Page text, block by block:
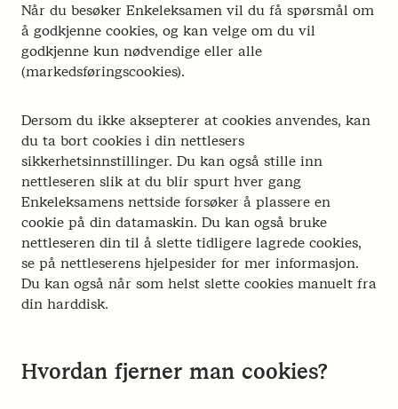
Når du besøker Enkeleksamen vil du få spørsmål om
å godkjenne cookies, og kan velge om du vil
godkjenne kun nødvendige eller alle
(markedsføringscookies).
Dersom du ikke aksepterer at cookies anvendes, kan
du ta bort cookies i din nettlesers
sikkerhetsinnstillinger. Du kan også stille inn
nettleseren slik at du blir spurt hver gang
Enkeleksamens nettside forsøker å plassere en
cookie på din datamaskin. Du kan også bruke
nettleseren din til å slette tidligere lagrede cookies,
se på nettleserens hjelpesider for mer informasjon.
Du kan også når som helst slette cookies manuelt fra
din harddisk.
Hvordan fjerner man cookies?